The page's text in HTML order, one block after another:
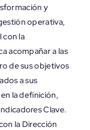
y
operativa,
con la
acompañar a las
de sus objetivos
a sus
la definición,
Clave.
la Dirección